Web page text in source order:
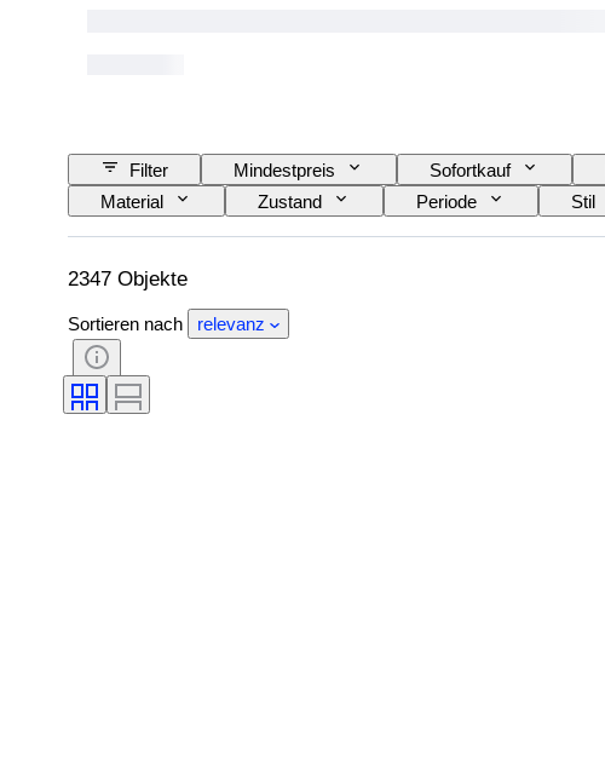
Filter Mindestpreis Sofortkauf
Material
Zustand Periode Stil
Künstler
Original/Nachbau Verkauft von
2347 Objekte
Sortieren nach relevanz